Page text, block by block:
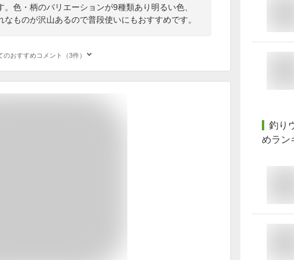
色・柄のバリエーションが9種類あり明るい色、
ものが沢山あるので普段使いにもおすすめです。
のおすすめコメント（3件）
釣り
めラン